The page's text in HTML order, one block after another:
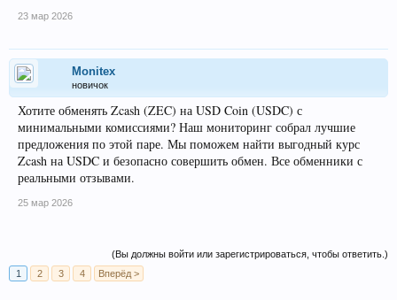
23 мар 2026
Monitex
новичок
Хотите обменять Zcash (ZEC) на USD Coin (USDC) с
минимальными комиссиями? Наш мониторинг собрал лучшие
предложения по этой паре. Мы поможем найти выгодный курс
Zcash на USDC и безопасно совершить обмен. Все обменники с
реальными отзывами.
25 мар 2026
(Вы должны войти или зарегистрироваться, чтобы ответить.)
1
2 3 4 Вперёд >